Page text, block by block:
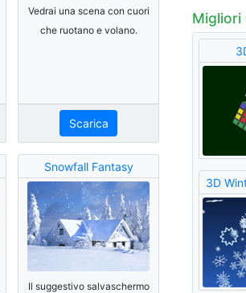
Vedrai una scena con cuori
che ruotano e volano.
Scarica
Snowfall Fantasy
Il suggestivo salvaschermo
Migliori
3D